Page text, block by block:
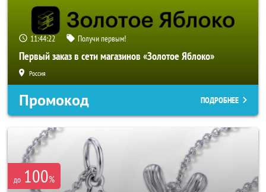
11:44:20 Получи первым!
Первый заказ в сети магазинов «Золотое Яблоко»
Россия
Промокод ПОДРОБНЕЕ
до 100%